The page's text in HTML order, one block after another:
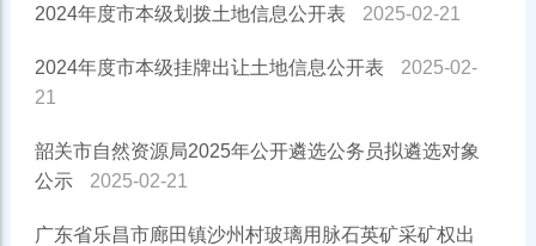
2024年度市本级划拨土地信息公开表 2025-02-21
2024年度市本级挂牌出让土地信息公开表
2025-02-
21
韶关市自然资源局2025年公开遴选公务员拟遴选对象
公示
2025-02-21
广东省乐昌市廊田镇沙州村玻璃用脉石英矿采矿权出